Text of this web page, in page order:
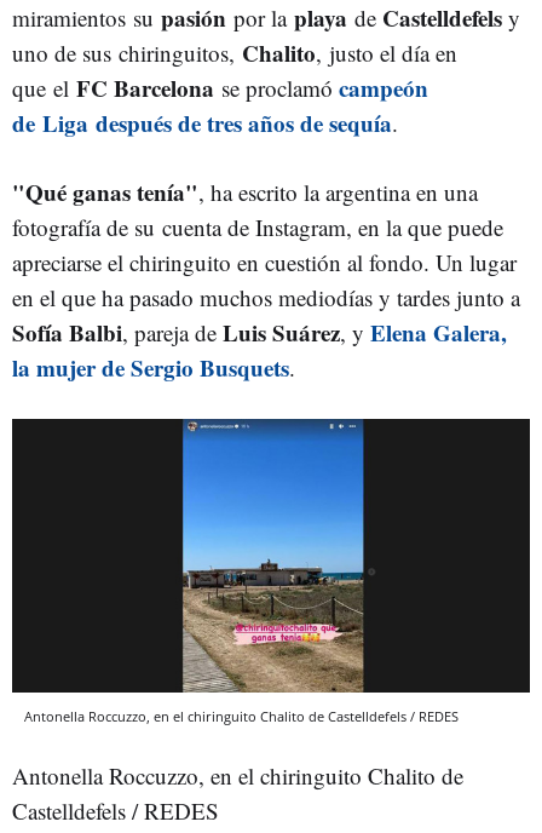
miramientos su pasión por la playa de Castelldefels y
uno de sus chiringuitos, Chalito, justo el día en
que el FC Barcelona se proclamó campeón
de Liga después de tres años de sequía.
"Qué ganas tenía", ha escrito la argentina en una
fotografía de su cuenta de Instagram, en la que puede
apreciarse el chiringuito en cuestión al fondo. Un lugar
en el que ha pasado muchos mediodías y tardes junto a
Sofía Balbi, pareja de Luis Suárez, y Elena Galera,
la mujer de Sergio Busquets.
Antonella Roccuzzo, en el chiringuito Chalito de Castelldefels / REDES
Antonella Roccuzzo, en el chiringuito Chalito de
Castelldefels / REDES